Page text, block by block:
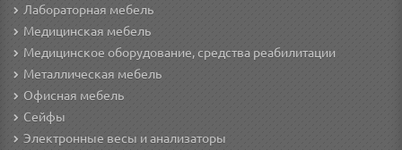
Лабораторная мебель
Медицинская мебель
Медицинское оборудование, средства реабилитации
Металлическая мебель
Офисная мебель
Сейфы
Электронные весы и анализаторы